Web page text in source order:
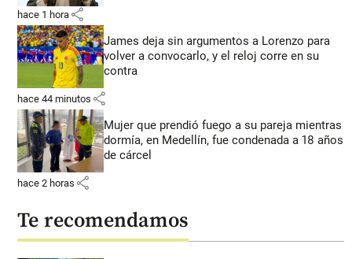
hace 1 hora share
James deja sin argumentos a Lorenzo para
volver a convocarlo, y el reloj corre en su
contra
hace 44 minutos share
Mujer que prendió fuego a su pareja mientras
dormía, en Medellín, fue condenada a 18 años
de cárcel
hace 2 horas share
Te recomendamos